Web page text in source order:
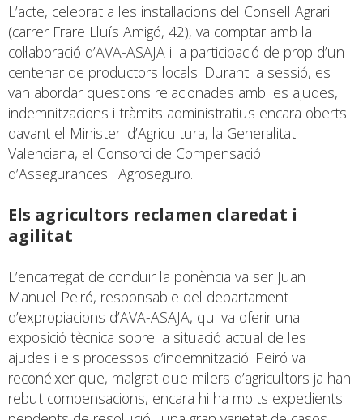
L’acte, celebrat a les instal·lacions del Consell Agrari
(carrer Frare Lluís Amigó, 42), va comptar amb la
col·laboració d’AVA-ASAJA i la participació de prop d’un
centenar de productors locals. Durant la sessió, es
van abordar qüestions relacionades amb les ajudes,
indemnitzacions i tràmits administratius encara oberts
davant el Ministeri d’Agricultura, la Generalitat
Valenciana, el Consorci de Compensació
d’Assegurances i Agroseguro.
Els agricultors reclamen claredat i
agilitat
L’encarregat de conduir la ponència va ser Juan
Manuel Peiró, responsable del departament
d’expropiacions d’AVA-ASAJA, qui va oferir una
exposició tècnica sobre la situació actual de les
ajudes i els processos d’indemnització. Peiró va
reconéixer que, malgrat que milers d’agricultors ja han
rebut compensacions, encara hi ha molts expedients